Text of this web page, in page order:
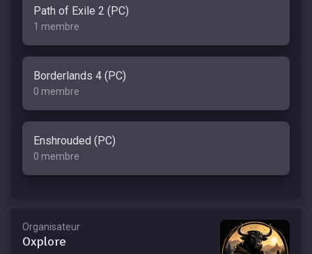
Path of Exile 2 (PC)
1 membre
Borderlands 4 (PC)
0 membre
Enshrouded (PC)
0 membre
Organisateur
Oxplore